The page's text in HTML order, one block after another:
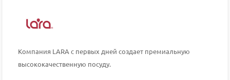
Компания LARA с первых дней создает премиальную
высококачественную посуду.